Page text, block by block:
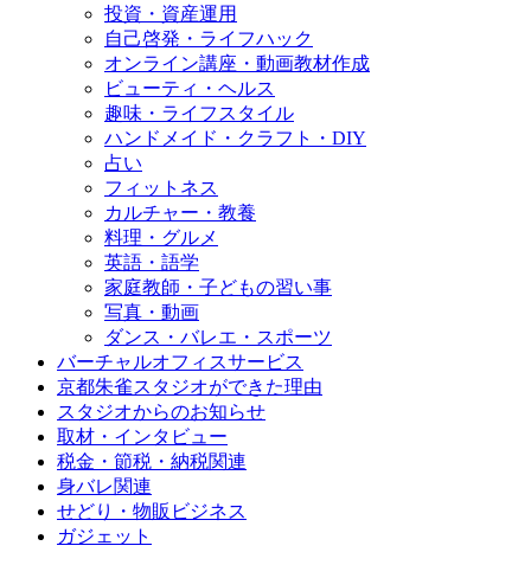
投資・資産運用
自己啓発・ライフハック
オンライン講座・動画教材作成
ビューティ・ヘルス
趣味・ライフスタイル
ハンドメイド・クラフト・DIY
占い
フィットネス
カルチャー・教養
料理・グルメ
英語・語学
家庭教師・子どもの習い事
写真・動画
ダンス・バレエ・スポーツ
バーチャルオフィスサービス
京都朱雀スタジオができた理由
スタジオからのお知らせ
取材・インタビュー
税金・節税・納税関連
身バレ関連
せどり・物販ビジネス
ガジェット